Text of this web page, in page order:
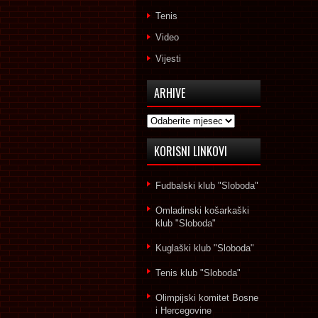
Tenis
Video
Vijesti
ARHIVE
Arhive
KORISNI LINKOVI
Fudbalski klub "Sloboda"
Omladinski košarkaški
klub "Sloboda"
Kuglaški klub "Sloboda"
Tenis klub "Sloboda"
Olimpijski komitet Bosne
i Hercegovine